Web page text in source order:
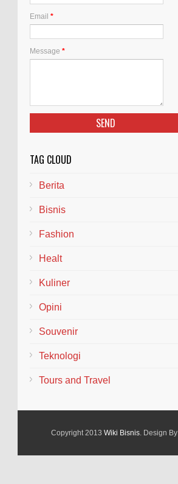
Email *
Message *
TAG CLOUD
Berita
Bisnis
Fashion
Healt
Kuliner
Opini
Souvenir
Teknologi
Tours and Travel
Copyright 2013 Wiki Bisnis. Design By